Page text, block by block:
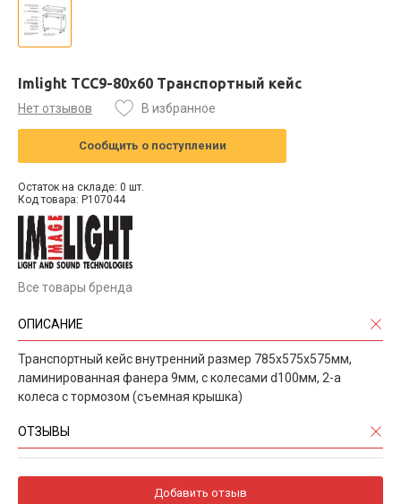
Imlight TCC9-80x60 Транспортный кейс
Нет отзывов В избранное
Сообщить о поступлении
Остаток на складе: 0 шт.
Код товара: P107044
Все товары бренда
ОПИСАНИЕ
Транспортный кейс внутренний размер 785х575х575мм,
ламинированная фанера 9мм, с колесами d100мм, 2-а
колеса с тормозом (съемная крышка)
ОТЗЫВЫ
Добавить отзыв